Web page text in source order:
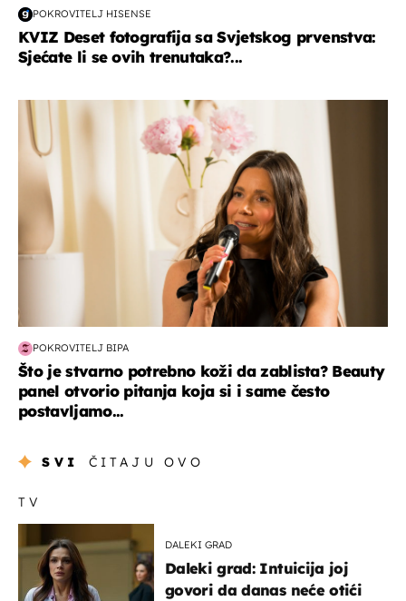
POKROVITELJ HISENSE
KVIZ Deset fotografija sa Svjetskog prvenstva:
Sjećate li se ovih trenutaka?...
moda & ljepota
POKROVITELJ BIPA
Što je stvarno potrebno koži da zablista? Beauty
panel otvorio pitanja koja si i same često
postavljamo...
SVI ČITAJU OVO
TV
DALEKI GRAD
Daleki grad: Intuicija joj
govori da danas neće otići